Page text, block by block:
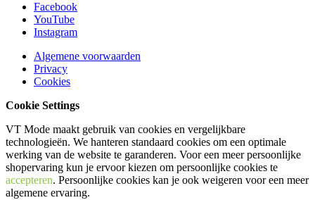
Facebook
YouTube
Instagram
Algemene voorwaarden
Privacy
Cookies
Cookie Settings
VT Mode maakt gebruik van cookies en vergelijkbare
technologieën. We hanteren standaard cookies om een optimale
werking van de website te garanderen. Voor een meer persoonlijke
shopervaring kun je ervoor kiezen om persoonlijke cookies te
accepteren. Persoonlijke cookies kan je ook weigeren voor een meer
algemene ervaring.